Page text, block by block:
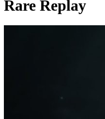
Rare Replay